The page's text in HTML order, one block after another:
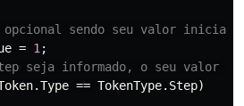
sendo seu valor inicial
= 1 ;
seja informado, o seu valor é
.Type == TokenType. Step)